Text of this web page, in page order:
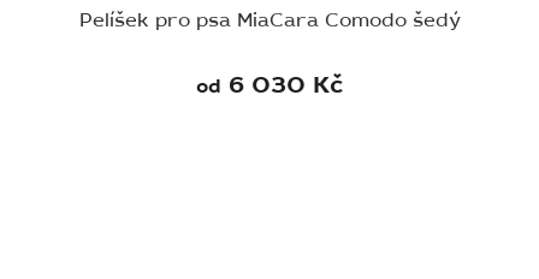
Pelíšek pro psa MiaCara Comodo šedý
od 6 030 Kč